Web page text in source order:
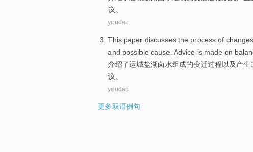
议。
youdao
This paper discusses the process of changes
and possible cause Advice is made on
介绍了运城盐湖卤水组成的变迁过程以及产生
议。
youdao
更多双语例句